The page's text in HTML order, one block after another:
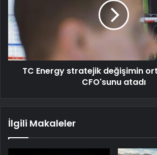
TC Energy stratejik değişimin
CFO'sunu atadı
İlgili Makaleler